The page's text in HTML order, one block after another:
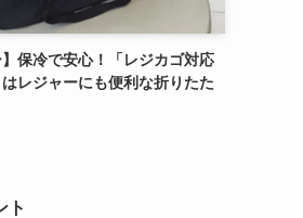
】保冷で安心！「レジカゴ対応
はレジャーにも便利な折りたた
ト